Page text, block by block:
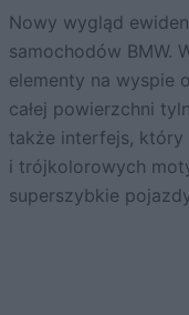
Nowy wygląd
samochodów BMW.
elementy na wyspie
całej powierzchni
także interfejs, który
i trójkolorowych
superszybkie